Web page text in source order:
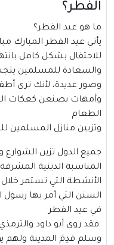
الفطر؟
ما هو عيد الفطر؟
يأتي عيد الفطرالمبارك
للاحتفال بشكل كامل
والسعادة للمسلمين
وصور عديدة، لأنك ترى
وأمهات يصنعن كعكات
الطعام
وتزيين منازل المسلمين
جميع الدول تزين الشوارع
المناسبة الدينية
الأنشطة التي تستمر
السنن التي أمر بها رسول
في عيد الفطر
فقد روى أبو داود
وسلم قدِمَ المدينة ولهم